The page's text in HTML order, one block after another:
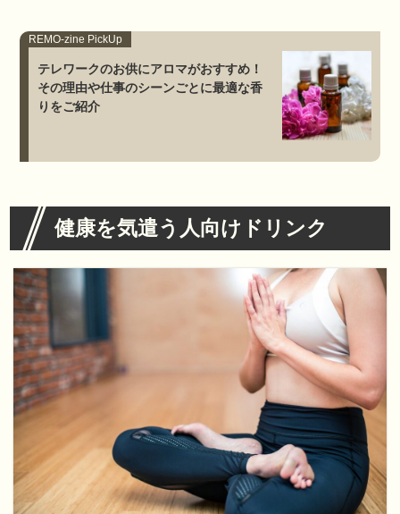
テレワークのお供にアロマがおすすめ！
その理由や仕事のシーンごとに最適な香
りをご紹介
健康を気遣う人向けドリンク